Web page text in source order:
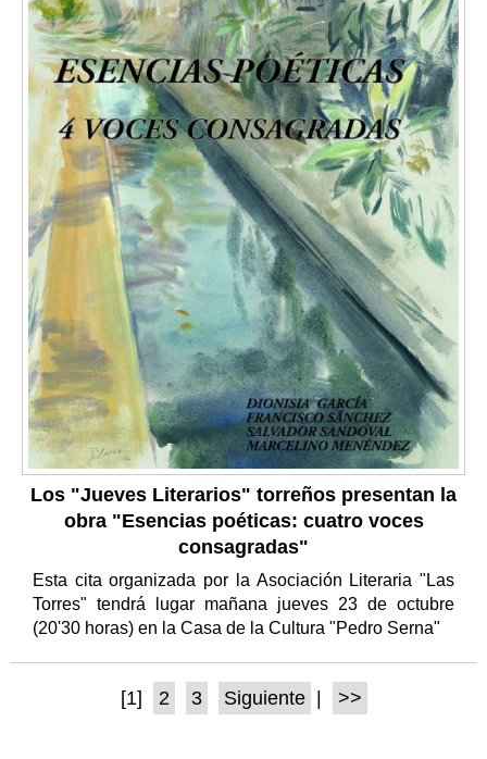
Los "Jueves Literarios" torreños presentan la
obra "Esencias poéticas: cuatro voces
consagradas"
Esta cita organizada por la Asociación Literaria "Las
Torres" tendrá lugar mañana jueves 23 de octubre
(20'30 horas) en la Casa de la Cultura "Pedro Serna"
[1] 2 3 Siguiente >>